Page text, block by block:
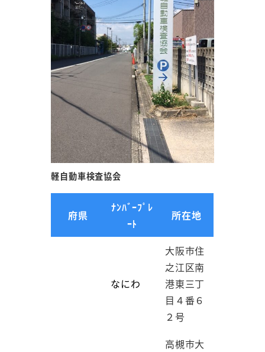
軽自動車検査協会
府県
ﾅﾝﾊﾞｰﾌﾟﾚ
ｰﾄ
所在地
なにわ
大阪市住
之江区南
港東三丁
目４番６
２号
高槻市大